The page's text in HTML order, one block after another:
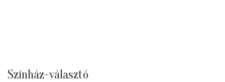
Színház-választó